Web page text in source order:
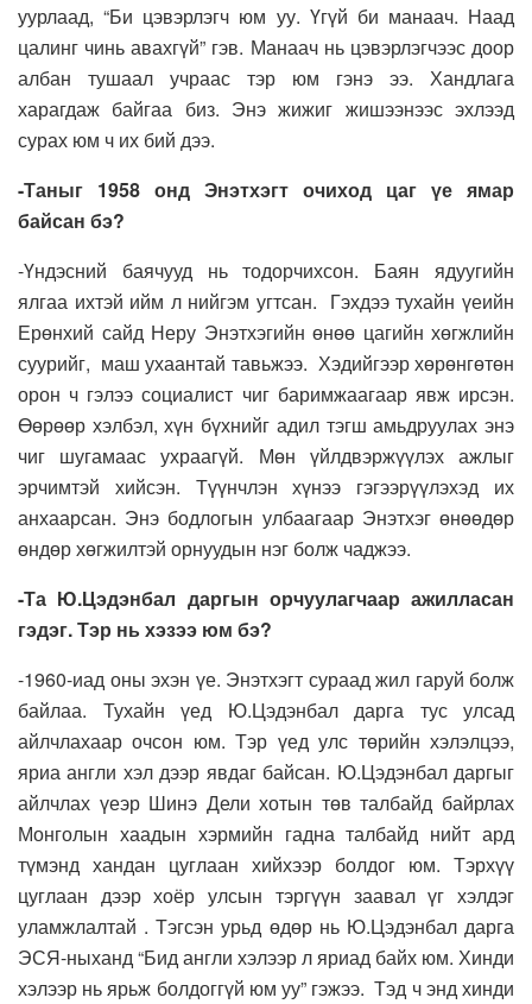
уурлаад, “Би цэвэрлэгч юм уу. Үгүй би манаач. Наад
цалинг чинь авахгүй” гэв. Манаач нь цэвэрлэгчээс доор
албан тушаал учраас тэр юм гэнэ ээ. Хандлага
харагдаж байгаа биз. Энэ жижиг жишээнээс эхлээд
сурах юм ч их бий дээ.
-Таныг 1958 онд Энэтхэгт очиход цаг үе ямар
байсан бэ?
-Үндэсний баячууд нь тодорчихсон. Баян ядуугийн
ялгаа ихтэй ийм л нийгэм угтсан. Гэхдээ тухайн үеийн
Ерөнхий сайд Неру Энэтхэгийн өнөө цагийн хөгжлийн
суурийг, маш ухаантай тавьжээ. Хэдийгээр хөрөнгөтөн
орон ч гэлээ социалист чиг баримжаагаар явж ирсэн.
Өөрөөр хэлбэл, хүн бүхнийг адил тэгш амьдруулах энэ
чиг шугамаас ухраагүй. Мөн үйлдвэржүүлэх ажлыг
эрчимтэй хийсэн. Түүнчлэн хүнээ гэгээрүүлэхэд их
анхаарсан. Энэ бодлогын улбаагаар Энэтхэг өнөөдөр
өндөр хөгжилтэй орнуудын нэг болж чаджээ.
-Та Ю.Цэдэнбал даргын орчуулагчаар ажилласан
гэдэг. Тэр нь хэзээ юм бэ?
-1960-иад оны эхэн үе. Энэтхэгт сураад жил гаруй болж
байлаа. Тухайн үед Ю.Цэдэнбал дарга тус улсад
айлчлахаар очсон юм. Тэр үед улс төрийн хэлэлцээ,
яриа англи хэл дээр явдаг байсан. Ю.Цэдэнбал даргыг
айлчлах үеэр Шинэ Дели хотын төв талбайд байрлах
Монголын хаадын хэрмийн гадна талбайд нийт ард
түмэнд хандан цуглаан хийхээр болдог юм. Тэрхүү
цуглаан дээр хоёр улсын тэргүүн заавал үг хэлдэг
уламжлалтай . Тэгсэн урьд өдөр нь Ю.Цэдэнбал дарга
ЭСЯ-ныханд “Бид англи хэлээр л яриад байх юм. Хинди
хэлээр нь ярьж болдоггүй юм уу” гэжээ. Тэд ч энд хинди